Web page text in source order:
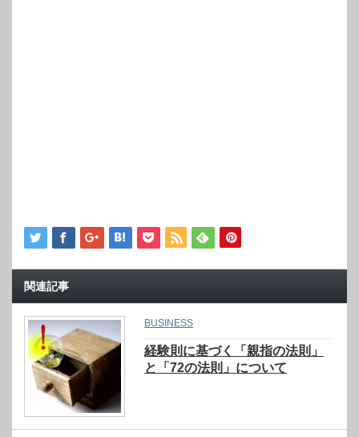
関連記事
BUSINESS
経験則に基づく「親指の法則」
と「72の法則」について